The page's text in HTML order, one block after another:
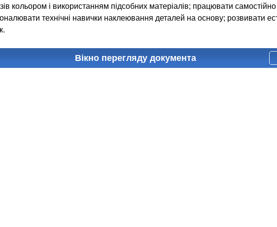
кольором і використанням підсобних матеріалів; працювати
технічні навички наклеювання деталей на основу; розвивати
Вікно перегляду документа